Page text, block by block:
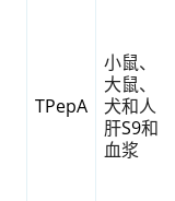
TPepA
小鼠、
大鼠、
犬和人
肝S9和
血浆